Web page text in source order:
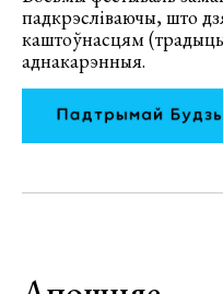
падкрэсліваючы, што
каштоўнасцям
аднакарэнныя.